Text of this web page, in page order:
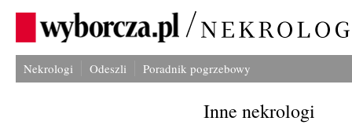
Nekrologi Odeszli Poradnik pogrzebowy
Inne nekrologi